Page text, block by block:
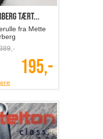
tært...
fra Mette
,-
195,-